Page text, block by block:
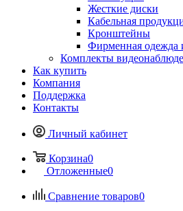
Жесткие диски
Кабельная
Кронштейны
Фирменная одежда
Комплекты
Как купить
Компания
Поддержка
Контакты
Личный кабинет
Корзина0
Отложенные0
Сравнение товаров0